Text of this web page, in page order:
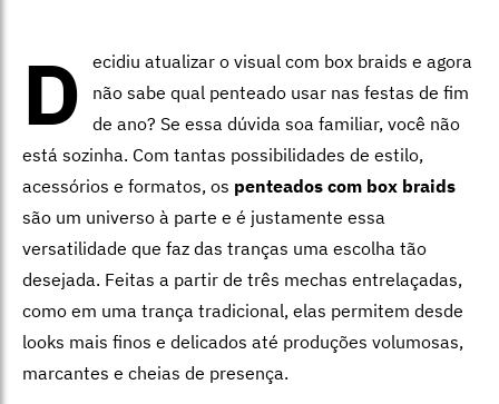
D
ecidiu atualizar o visual com box braids e agora
não sabe qual penteado usar nas festas de fim
de ano? Se essa dúvida soa familiar, você não
está sozinha. Com tantas possibilidades de estilo,
acessórios e formatos, os penteados com box braids
são um universo à parte e é justamente essa
versatilidade que faz das tranças uma escolha tão
desejada. Feitas a partir de três mechas entrelaçadas,
como em uma trança tradicional, elas permitem desde
looks mais finos e delicados até produções volumosas,
marcantes e cheias de presença.